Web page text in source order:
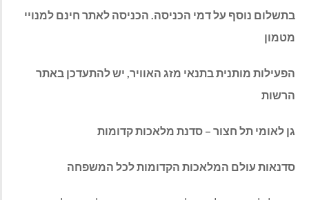
בתשלום נוסף על דמי הכניסה. הכניסה לאתר חינם למנויי
מטמון
הפעילות מותנית בתנאי מזג האוויר, יש להתעדכן באתר
הרשות
גן לאומי תל חצור – סדנת מלאכות קדומות
סדנאות עולם המלאכות הקדומות לכל המשפחה